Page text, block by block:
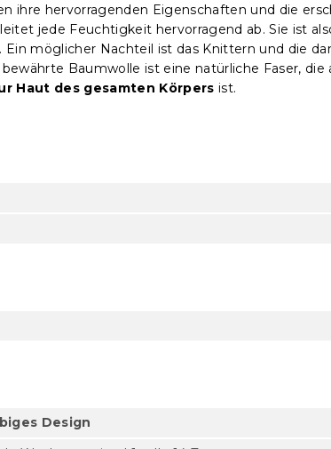
ihre hervorragenden Eigenschaften und die
jede Feuchtigkeit hervorragend ab. Sie ist
Ein möglicher Nachteil ist das Knittern und die
Baumwolle ist eine natürliche Faser, die
Haut des gesamten Körpers ist.
Design